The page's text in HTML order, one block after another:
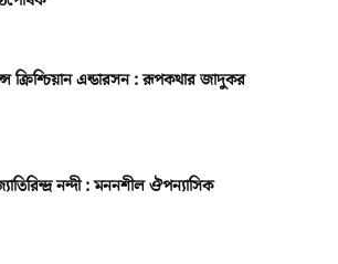
ক্রিশ্চিয়ান এন্ডারসন : রূপকথার জাদুকর
নন্দী : মননশীল ঔপন্যাসিক